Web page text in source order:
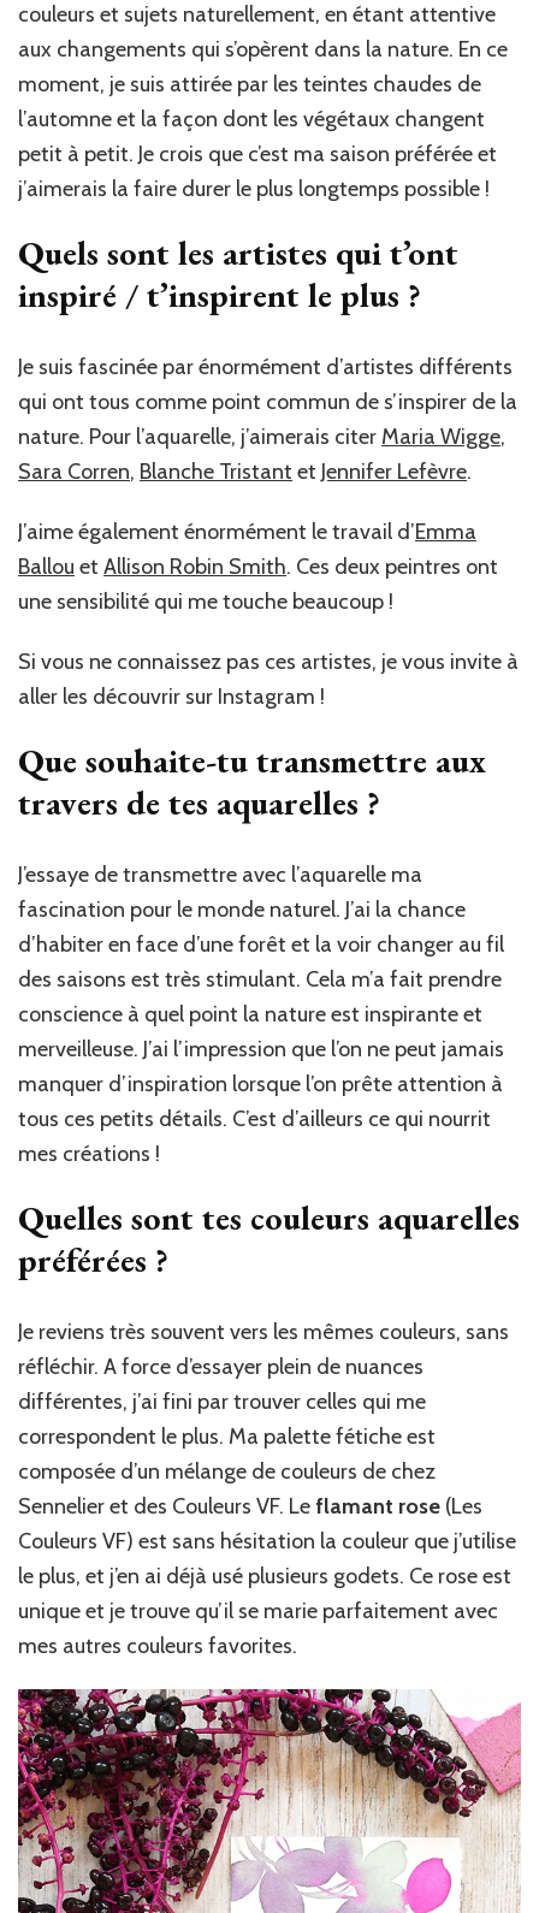
couleurs et sujets naturellement, en étant attentive
aux changements qui s’opèrent dans la nature. En ce
moment, je suis attirée par les teintes chaudes de
l’automne et la façon dont les végétaux changent
petit à petit. Je crois que c’est ma saison préférée et
j’aimerais la faire durer le plus longtemps possible !
Quels sont les artistes qui t’ont
inspiré / t’inspirent le plus ?
Je suis fascinée par énormément d’artistes différents
qui ont tous comme point commun de s’inspirer de la
nature. Pour l’aquarelle, j’aimerais citer Maria Wigge,
Sara Corren, Blanche Tristant et Jennifer Lefèvre.
J’aime également énormément le travail d’Emma
Ballou et Allison Robin Smith. Ces deux peintres ont
une sensibilité qui me touche beaucoup !
Si vous ne connaissez pas ces artistes, je vous invite à
aller les découvrir sur Instagram !
Que souhaite-tu transmettre aux
travers de tes aquarelles ?
J’essaye de transmettre avec l’aquarelle ma
fascination pour le monde naturel. J’ai la chance
d’habiter en face d’une forêt et la voir changer au fil
des saisons est très stimulant. Cela m’a fait prendre
conscience à quel point la nature est inspirante et
merveilleuse. J’ai l’impression que l’on ne peut jamais
manquer d’inspiration lorsque l’on prête attention à
tous ces petits détails. C’est d’ailleurs ce qui nourrit
mes créations !
Quelles sont tes couleurs aquarelles
préférées ?
Je reviens très souvent vers les mêmes couleurs, sans
réfléchir. A force d’essayer plein de nuances
différentes, j’ai fini par trouver celles qui me
correspondent le plus. Ma palette fétiche est
composée d’un mélange de couleurs de chez
Sennelier et des Couleurs VF. Leflamant rose (Les
Couleurs VF) est sans hésitation la couleur que j’utilise
le plus, et j’en ai déjà usé plusieurs godets. Ce rose est
unique et je trouve qu’il se marie parfaitement avec
mes autres couleurs favorites.